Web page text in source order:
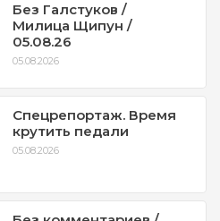
Без Галстуков /
Милица Щипун /
05.08.26
05.08.2026
Спецрепортаж. Время
крутить педали
05.08.2026